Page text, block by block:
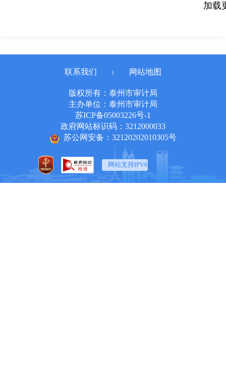
加载
联系我们 网站地图
版权所有：泰州市审计局
主办单位：泰州市审计局
苏ICP备05003226号-1
政府网站标识码：3212000033
苏公网安备：32120202010305号
网站支持IPV6